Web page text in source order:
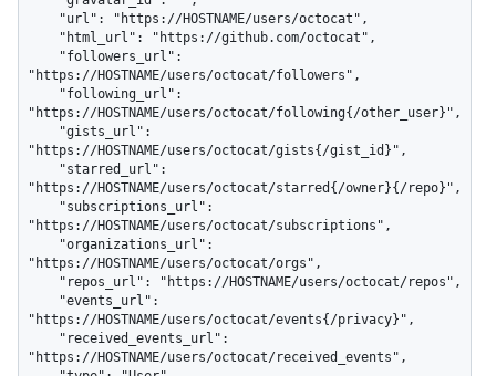
"https://HOSTNAME/users/octocat/followers",
"https://HOSTNAME/users/octocat/following{/other_user}",
"https://HOSTNAME/users/octocat/gists{/gist_id}",
"https://HOSTNAME/users/octocat/starred{/owner}{/repo}",
"https://HOSTNAME/users/octocat/subscriptions",
"https://HOSTNAME/users/octocat/orgs",
"https://HOSTNAME/users/octocat/events{/privacy}",
"https://HOSTNAME/users/octocat/received_events",